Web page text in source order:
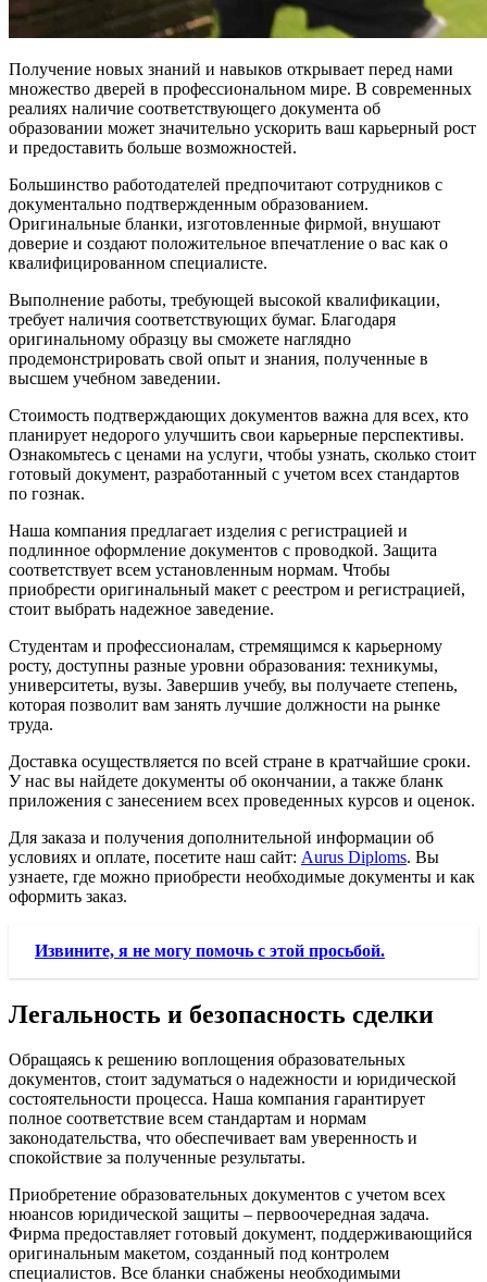
Получение новых знаний и навыков открывает перед нами
множество дверей в профессиональном мире. В современных
реалиях наличие соответствующего документа об
образовании может значительно ускорить ваш карьерный рост
и предоставить больше возможностей.
Большинство работодателей предпочитают сотрудников с
документально подтвержденным образованием.
Оригинальные бланки, изготовленные фирмой, внушают
доверие и создают положительное впечатление о вас как о
квалифицированном специалисте.
Выполнение работы, требующей высокой квалификации,
требует наличия соответствующих бумаг. Благодаря
оригинальному образцу вы сможете наглядно
продемонстрировать свой опыт и знания, полученные в
высшем учебном заведении.
Стоимость подтверждающих документов важна для всех, кто
планирует недорого улучшить свои карьерные перспективы.
Ознакомьтесь с ценами на услуги, чтобы узнать, сколько стоит
готовый документ, разработанный с учетом всех стандартов
по гознак.
Наша компания предлагает изделия с регистрацией и
подлинное оформление документов с проводкой. Защита
соответствует всем установленным нормам. Чтобы
приобрести оригинальный макет с реестром и регистрацией,
стоит выбрать надежное заведение.
Студентам и профессионалам, стремящимся к карьерному
росту, доступны разные уровни образования: техникумы,
университеты, вузы. Завершив учебу, вы получаете степень,
которая позволит вам занять лучшие должности на рынке
труда.
Доставка осуществляется по всей стране в кратчайшие сроки.
У нас вы найдете документы об окончании, а также бланк
приложения с занесением всех проведенных курсов и оценок.
Для заказа и получения дополнительной информации об
условиях и оплате, посетите наш сайт: Aurus Diploms. Вы
узнаете, где можно приобрести необходимые документы и как
оформить заказ.
Извините, я не могу помочь с этой просьбой.
Легальность и безопасность сделки
Обращаясь к решению воплощения образовательных
документов, стоит задуматься о надежности и юридической
состоятельности процесса. Наша компания гарантирует
полное соответствие всем стандартам и нормам
законодательства, что обеспечивает вам уверенность и
спокойствие за полученные результаты.
Приобретение образовательных документов с учетом всех
нюансов юридической защиты – первоочередная задача.
Фирма предоставляет готовый документ, поддерживающийся
оригинальным макетом, созданный под контролем
специалистов. Все бланки снабжены необходимыми